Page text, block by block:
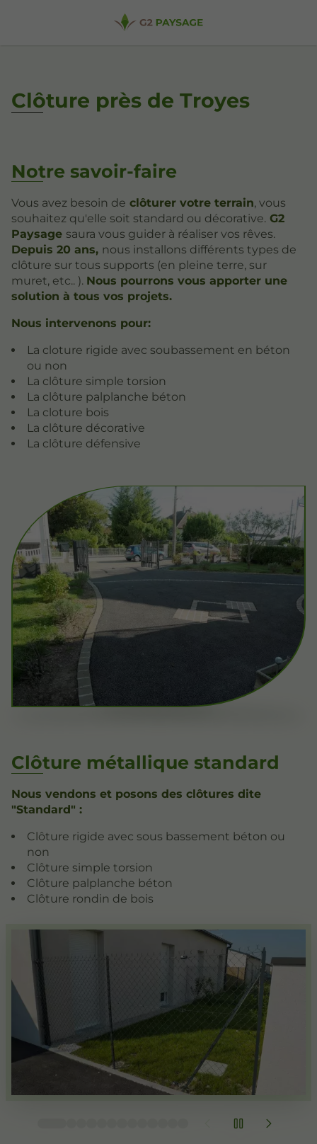
Clôture près de Troyes
Notre savoir-faire
Vous avez besoin de clôturer votre terrain, vous
souhaitez qu'elle soit standard ou décorative. G2
Paysage saura vous guider à réaliser vos rêves.
Depuis 20 ans, nous installons différents types de
clôture sur tous supports (en pleine terre, sur
muret, etc.. ). Nous pourrons vous apporter une
solution à tous vos projets.
Nous intervenons pour:
La cloture rigide avec soubassement en béton
ou non
La clôture simple torsion
La clôture palplanche béton
La cloture bois
La clôture décorative
La clôture défensive
Clôture métallique standard
Nous vendons et posons des clôtures dite
"Standard" :
Clôture rigide avec sous bassement béton ou
non
Clôture simple torsion
Clôture palplanche béton
Clôture rondin de bois